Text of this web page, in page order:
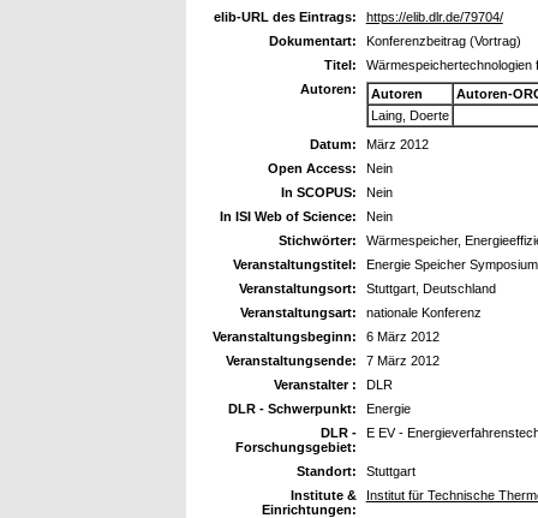
elib-URL des Eintrags:
https://elib.dlr.de/79704/
Dokumentart:
Konferenzbeitrag (Vortrag)
Titel:
Wärmespeichertechnologien
Autoren:
Autoren
Autoren-
Laing, Doerte
Datum:
März 2012
Open Access:
Nein
In SCOPUS:
Nein
In ISI Web of Science:
Nein
Stichwörter:
Wärmespeicher,
Veranstaltungstitel:
Energie Speicher
Veranstaltungsort:
Stuttgart, Deutschland
Veranstaltungsart:
nationale Konferenz
Veranstaltungsbeginn:
6 März 2012
Veranstaltungsende:
7 März 2012
Veranstalter :
DLR
DLR - Schwerpunkt:
Energie
DLR -
Forschungsgebiet:
E EV -
Standort:
Stuttgart
Institute &
Einrichtungen:
Institut für Technische